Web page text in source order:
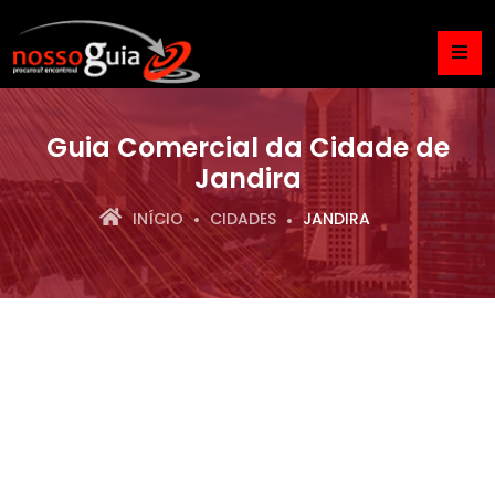
Guia Comercial da Cidade de
Jandira
INÍCIO CIDADES JANDIRA